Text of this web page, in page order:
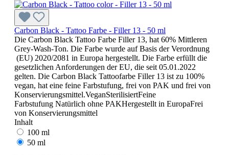
Carbon Black - Tattoo Farbe - Filler 13 - 50 ml
Die Carbon Black Tattoo Farbe Filler 13, hat 60% Mittleren
Grey-Wash-Ton. Die Farbe wurde auf Basis der Verordnung
(EU) 2020/2081 in Europa hergestellt. Die Farbe erfüllt die
gesetzlichen Anforderungen der EU, die seit 05.01.2022
gelten. Die Carbon Black Tattoofarbe Filler 13 ist zu 100%
vegan, hat eine feine Farbstufung, frei von PAK und frei von
Konservierungsmittel.VeganSterilisiertFeine
Farbstufung Natürlich ohne PAKHergestellt in EuropaFrei
von Konservierungsmittel
Inhalt
100 ml
50 ml